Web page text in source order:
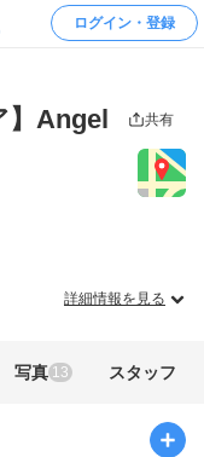
ログイン・登録
】Angel 共有
詳細情報を見る
写真 13 スタッフ